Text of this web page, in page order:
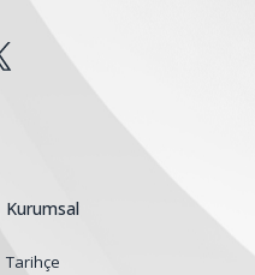
Kurumsal
Tarihçe